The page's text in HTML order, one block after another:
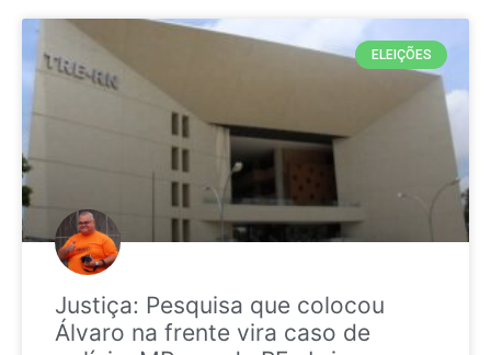
ELEIÇÕES
Justiça: Pesquisa que colocou
Álvaro na frente vira caso de